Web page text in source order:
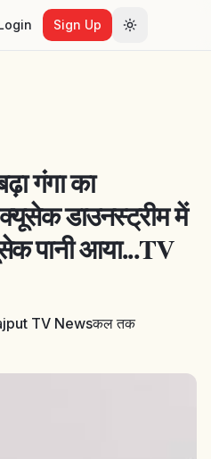
Sign Up Toggle
गंगा का
डाउनस्ट्रीम में
पानी आया...TV
TV Newsकल तक